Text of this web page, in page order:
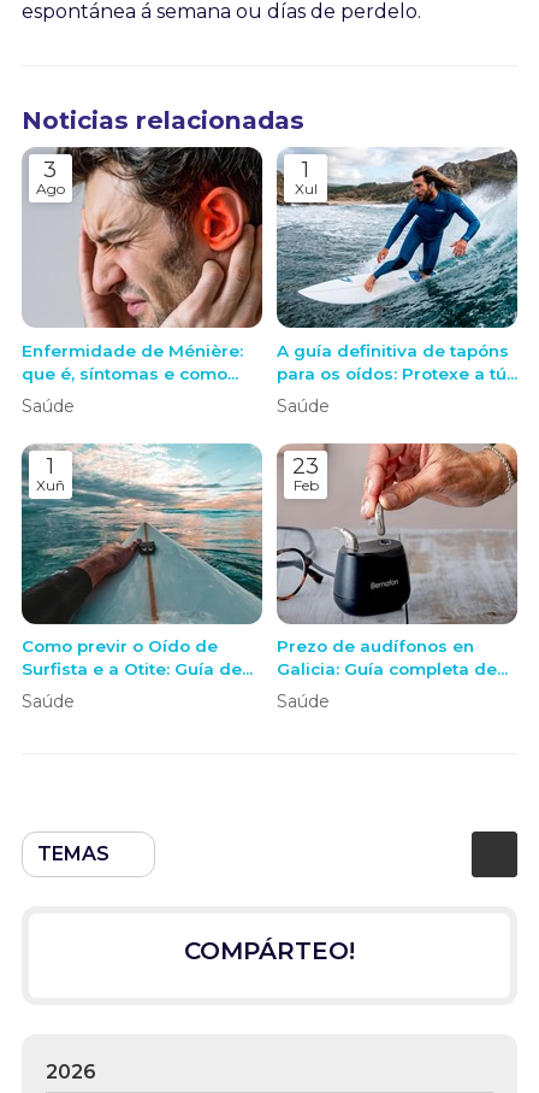
TEMAS
espontánea á semana ou días de perdelo.
Noticias relacionadas
3
Ago
Enfermidade de Ménière:
que é, síntomas e como
actuar ante unha crise
Saúde
1
Xul
A guía definitiva de tapóns
para os oídos: Protexe a túa
audición con tapóns a
da contorna
Saúde
1
Xuñ
Como previr o Oído de
Surfista e a Otite: Guía de
Protección para Surf e
Saúde
23
Feb
Prezo de audífonos en
Galicia: Guía completa de
custos e servizos en OE+
Saúde
COMPÁRTEO!
2026